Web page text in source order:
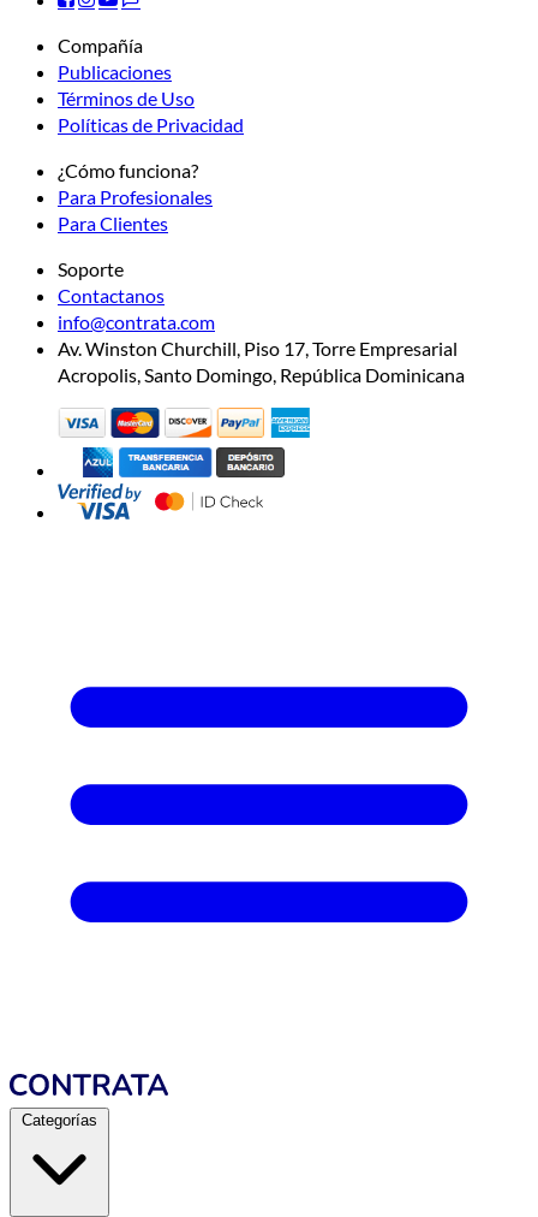
Compañía
Publicaciones
Términos de Uso
Políticas de Privacidad
¿Cómo funciona?
Para Profesionales
Para Clientes
Soporte
Contactanos
info@contrata.com
Av. Winston Churchill, Piso 17, Torre Empresarial
Acropolis, Santo Domingo, República Dominicana
Categorías